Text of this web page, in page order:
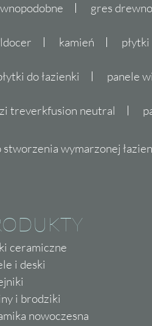
gres
kamień płytki
do łazienki panele
treverkfusion neutral
wymarzonej
ceramiczne
i deski
i brodziki
nowoczesna